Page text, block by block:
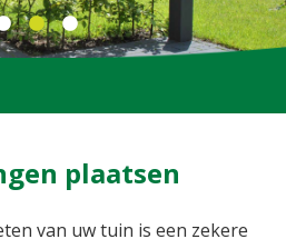
plaatsen
van uw tuin is een zekere